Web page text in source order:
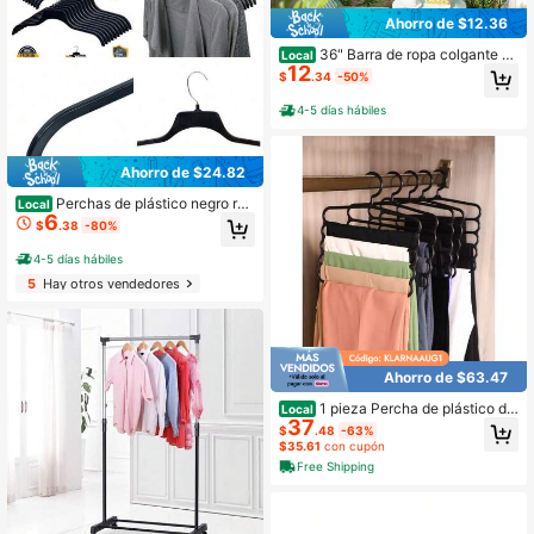
Ahorro de $24.82
Local Perchas de plástico negro res
istente con ganchos de metal pulid
o giratorios, 19 pulgadas, para el ho
gar
$6.38 -80%
4-5 días hábiles
5Hay otros vendedores
Ahorro de $12.36
Local 36" Barra de ropa colgante de
tubo industrial montada en la pared,
resistente
$12.34 -50%
4-5 días hábiles
Ahorro de $63.47
Local 1 pieza Percha de plástico de
5 capas multifuncional para guardar
corbatas, bufandas y pantalones
$37.48 -63%
$35.61 con cupón
Free Shipping